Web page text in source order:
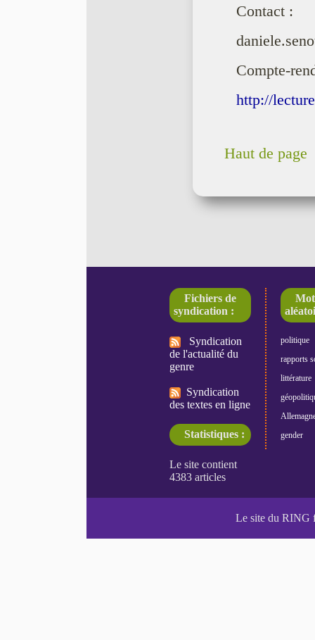
Contact :
Compte-
http://
Haut de page
Fichiers de
syndication :
Syndication
de l'actualité du
genre
Syndication
des textes en ligne
Statistiques :
politique
rapports
littérature
gender
Le site du RING